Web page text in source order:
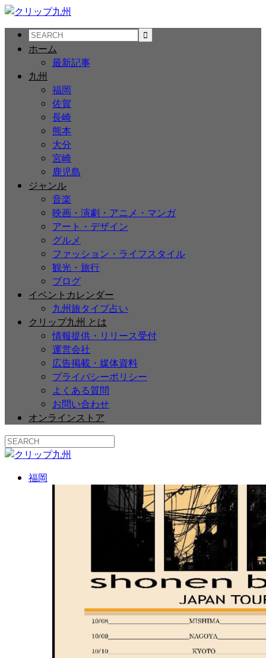
ホーム
最新記事
九州
福岡
佐賀
長崎
熊本
大分
宮崎
鹿児島
ジャンル
音楽
映画・演劇・アニメ・マンガ
アート・デザイン
グルメ
ファッション・ライフスタイル
観光・旅行
ブログ
イベントカレンダー
九州旅タイプ占い
クリップ九州 とは
情報提供・リリース受付
運営会社
広告掲載・媒体資料
プライバシーポリシー
よくある質問
お問い合わせ
オンラインストア
福岡